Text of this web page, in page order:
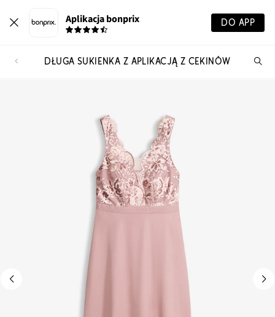
Aplikacja bonprix DO APP
DŁUGA SUKIENKA Z APLIKACJĄ Z CEKINÓW